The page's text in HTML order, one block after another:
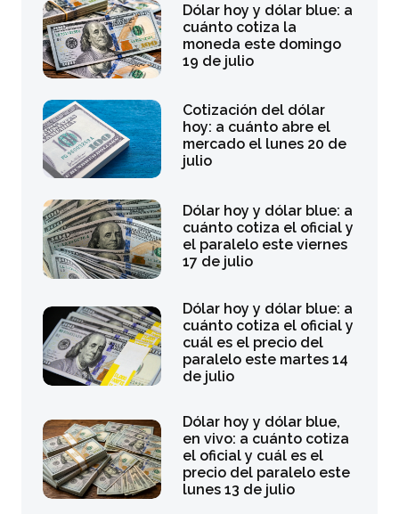
Dólar hoy y dólar blue: a
cuánto cotiza la
moneda este domingo
19 de julio
Cotización del dólar
hoy: a cuánto abre el
mercado el lunes 20 de
julio
Dólar hoy y dólar blue: a
cuánto cotiza el oficial y
el paralelo este viernes
17 de julio
Dólar hoy y dólar blue: a
cuánto cotiza el oficial y
cuál es el precio del
paralelo este martes 14
de julio
Dólar hoy y dólar blue,
en vivo: a cuánto cotiza
el oficial y cuál es el
precio del paralelo este
lunes 13 de julio